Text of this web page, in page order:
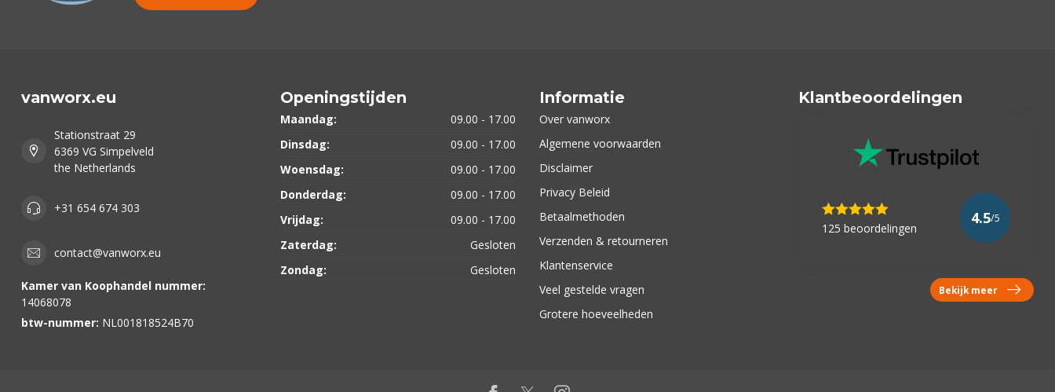
vanworx.eu
Stationstraat 29
6369 VG Simpelveld
the Netherlands
+31 654 674 303
contact@vanworx.eu
Kamer van Koophandel nummer:
14068078
btw-nummer: NL001818524B70
Openingstijden
Maandag:
09.00 - 17.00
Dinsdag:
09.00 - 17.00
Woensdag:
09.00 - 17.00
Donderdag:
09.00 - 17.00
Vrijdag:
09.00 - 17.00
Zaterdag:
Gesloten
Zondag:
Gesloten
Informatie
Over vanworx
Algemene voorwaarden
Disclaimer
Privacy Beleid
Betaalmethoden
Verzenden & retourneren
Klantenservice
Veel gestelde vragen
Grotere hoeveelheden
Klantbeoordelingen
125 beoordelingen
4.5/5
Bekijk meer